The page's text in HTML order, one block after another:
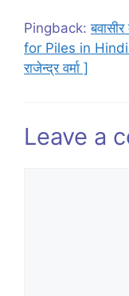
Pingback:
for Piles in Hindi.
राजेन्द्र वर्मा ]
Leave a